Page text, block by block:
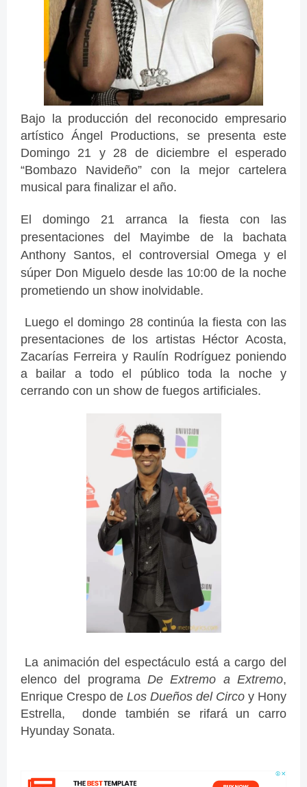
Bajo la producción del reconocido empresario
artístico Ángel Productions, se presenta este
Domingo 21 y 28 de diciembre el esperado
“Bombazo Navideño” con la mejor cartelera
musical para finalizar el año.
El domingo 21 arranca la fiesta con las
presentaciones del Mayimbe de la bachata
Anthony Santos, el controversial Omega y el
súper Don Miguelo desde las 10:00 de la noche
prometiendo un show inolvidable.
Luego el domingo 28 continúa la fiesta con las
presentaciones de los artistas Héctor Acosta,
Zacarías Ferreira y Raulín Rodríguez poniendo
a bailar a todo el público toda la noche y
cerrando con un show de fuegos artificiales.
La animación del espectáculo está a cargo del
elenco del programa De Extremo a Extremo,
Enrique Crespo de Los Dueños del Circo y Hony
Estrella, donde también se rifará un carro
Hyunday Sonata.